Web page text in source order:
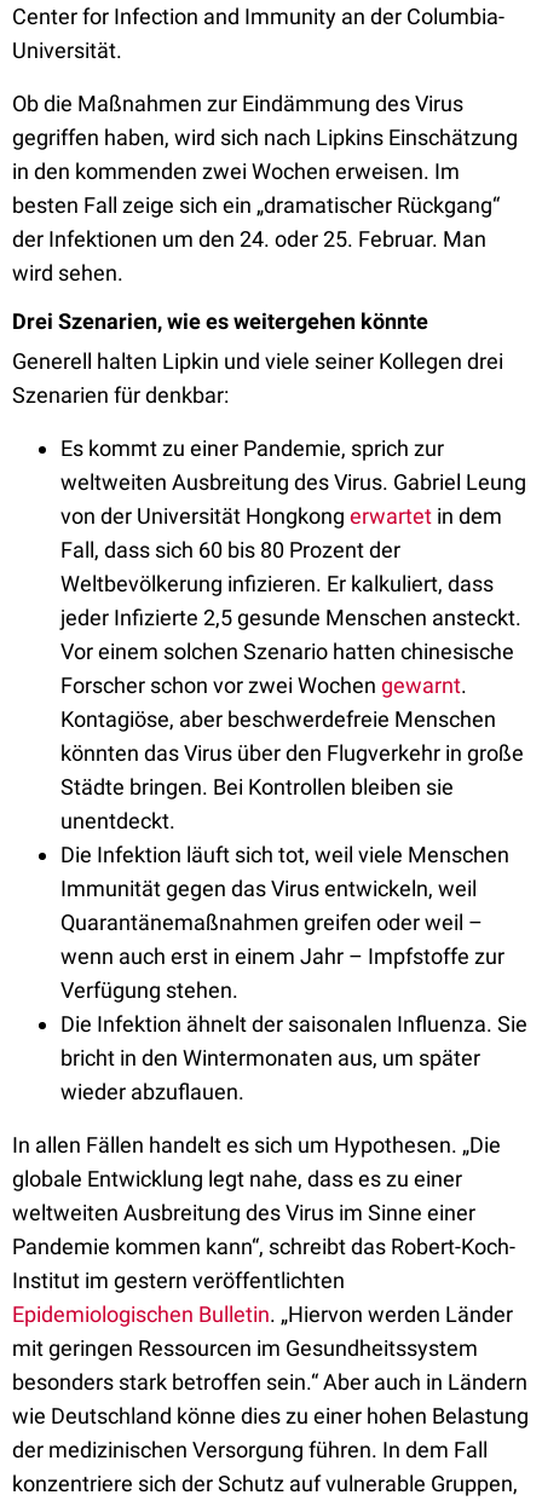
Center for Infection and Immunity an der Columbia-
Universität.
Ob die Maßnahmen zur Eindämmung des Virus
gegriffen haben, wird sich nach Lipkins Einschätzung
in den kommenden zwei Wochen erweisen. Im
besten Fall zeige sich ein „dramatischer Rückgang“
der Infektionen um den 24. oder 25. Februar. Man
wird sehen.
Drei Szenarien, wie es weitergehen könnte
Generell halten Lipkin und viele seiner Kollegen drei
Szenarien für denkbar:
Es kommt zu einer Pandemie, sprich zur
weltweiten Ausbreitung des Virus. Gabriel Leung
von der Universität Hongkong erwartet in dem
Fall, dass sich 60 bis 80 Prozent der
Weltbevölkerung infizieren. Er kalkuliert, dass
jeder Infizierte 2,5 gesunde Menschen ansteckt.
Vor einem solchen Szenario hatten chinesische
Forscher schon vor zwei Wochen gewarnt.
Kontagiöse, aber beschwerdefreie Menschen
könnten das Virus über den Flugverkehr in große
Städte bringen. Bei Kontrollen bleiben sie
unentdeckt.
Die Infektion läuft sich tot, weil viele Menschen
Immunität gegen das Virus entwickeln, weil
Quarantänemaßnahmen greifen oder weil –
wenn auch erst in einem Jahr – Impfstoffe zur
Verfügung stehen.
Die Infektion ähnelt der saisonalen Influenza. Sie
bricht in den Wintermonaten aus, um später
wieder abzuflauen.
In allen Fällen handelt es sich um Hypothesen. „Die
globale Entwicklung legt nahe, dass es zu einer
weltweiten Ausbreitung des Virus im Sinne einer
Pandemie kommen kann“, schreibt das Robert-Koch-
Institut im gestern veröffentlichten
Epidemiologischen Bulletin. „Hiervon werden Länder
mit geringen Ressourcen im Gesundheitssystem
besonders stark betroffen sein.“ Aber auch in Ländern
wie Deutschland könne dies zu einer hohen Belastung
der medizinischen Versorgung führen. In dem Fall
konzentriere sich der Schutz auf vulnerable Gruppen,